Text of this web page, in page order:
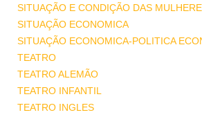
SITUAÇÃO E CONDIÇÃO DAS
SITUAÇÃO ECONOMICA
SITUAÇÃO ECONOMICA-POLITICA
TEATRO
TEATRO ALEMÃO
TEATRO INFANTIL
TEATRO INGLES